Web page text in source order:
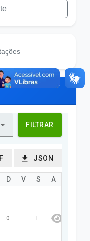
FILTRAR
JSON
04/12/2024 87.182,81 FINALIZADA